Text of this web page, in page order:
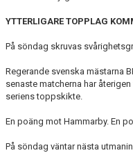
YTTERLIGARE TOPPLAG
På söndag skruvas
Regerande svenska mästarna
senaste matcherna har
seriens toppskikte.
En poäng mot Hammarby. En
På söndag väntar nästa